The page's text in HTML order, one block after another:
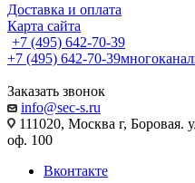
Доставка и оплата
Карта сайта
+7 (495) 642-70-39
+7 (495) 642-70-39
Заказать звонок
info@sec-s.ru
111020, Москва г, Боровая.
оф. 100
Вконтакте